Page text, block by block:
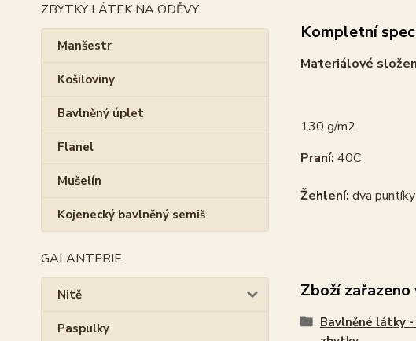
ZBYTKY LÁTEK NA ODĚVY
Manšestr
Košiloviny
Bavlněný úplet
Flanel
Mušelín
Kojenecký bavlněný semiš
GALANTERIE
Nitě
Paspulky
Kompletní
Materiálové
130 g/m2
Praní: 40C
Žehlení: dva puntíky
Zboží
Bavlněné látky -